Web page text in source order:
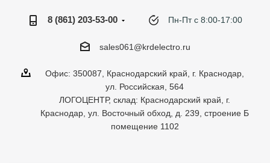
8 (861) 203-53-00 Пн-Пт с 8:00-17:00
sales061@krdelectro.ru
Офис: 350087, Краснодарский край, г. Краснодар,
ул. Российская, 564
ЛОГОЦЕНТР, склад: Краснодарский край, г.
Краснодар, ул. Восточный обход, д. 239, строение Б
помещение 1102